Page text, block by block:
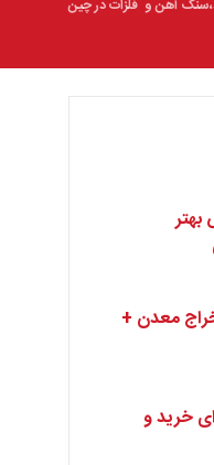
آهن و ‌ فلزات در چین
بهتر
معدن +
خرید و